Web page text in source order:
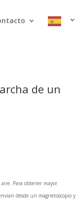
de un
Para obtener mayor
desde un magnetoscopio y